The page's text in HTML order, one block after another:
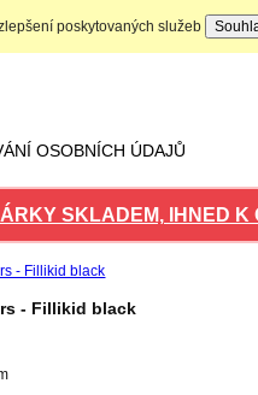
košík
OSOBNÍCH ÚDAJŮ
SKLADEM, IHNED K
- Fillikid black
poskytovaných služeb